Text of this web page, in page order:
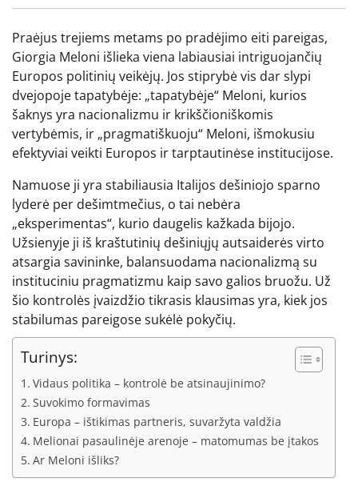
Praėjus trejiems metams po pradėjimo eiti pareigas,
Giorgia Meloni išlieka viena labiausiai intriguojančių
Europos politinių veikėjų. Jos stiprybė vis dar slypi
dvejopoje tapatybėje: „tapatybėje“ Meloni, kurios
šaknys yra nacionalizmu ir krikščioniškomis
vertybėmis, ir „pragmatiškuoju“ Meloni, išmokusiu
efektyviai veikti Europos ir tarptautinėse institucijose.
Namuose ji yra stabiliausia Italijos dešiniojo sparno
lyderė per dešimtmečius, o tai nebėra
„eksperimentas“, kurio daugelis kažkada bijojo.
Užsienyje ji iš kraštutinių dešiniųjų autsaiderės virto
atsargia savininke, balansuodama nacionalizmą su
instituciniu pragmatizmu kaip savo galios bruožu. Už
šio kontrolės įvaizdžio tikrasis klausimas yra, kiek jos
stabilumas pareigose sukėlė pokyčių.
Turinys:
Vidaus politika – kontrolė be atsinaujinimo?
Suvokimo formavimas
Europa – ištikimas partneris, suvaržyta valdžia
Melionai pasaulinėje arenoje – matomumas be įtakos
Ar Meloni išliks?